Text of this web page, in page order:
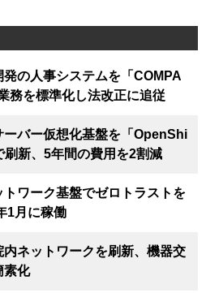
の人事システムを「COMPA
務を標準化し法改正に追従
バー仮想化基盤を「OpenShi
新、5年間の費用を2割減
ワーク基盤でゼロトラストを
1月に稼働
ネットワークを刷新、機器交
素化